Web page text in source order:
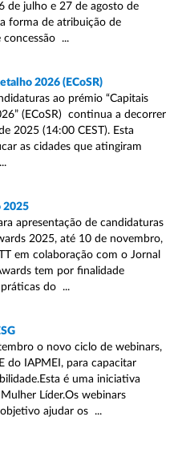
de julho e 27 de agosto de
forma de atribuição de
concessão ...
2026 (ECoSR)
ao prémio “Capitais
(ECoSR) continua a decorrer
2025 (14:00 CEST). Esta
as cidades que atingiram
2025
apresentação de candidaturas
2025, até 10 de novembro,
em colaboração com o Jornal
tem por finalidade
do ...
o novo ciclo de webinars,
do IAPMEI, para capacitar
é uma iniciativa
Líder.Os webinars
ajudar os ...